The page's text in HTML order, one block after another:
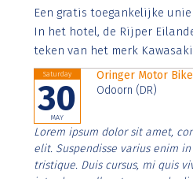
Aenean faucibus nibh et justo
imperdiet. Nunc ut sem vitae
Een gratis toegankelijke
In het hotel, de Rijper
teken van het merk
Saturday
30
MAY
Oringer Motor
Odoorn (DR)
Lorem ipsum dolor sit amet,
elit. Suspendisse varius enim
tristique. Duis cursus, mi quis
interdum nulla, ut commodo